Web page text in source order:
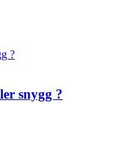
snygg ?